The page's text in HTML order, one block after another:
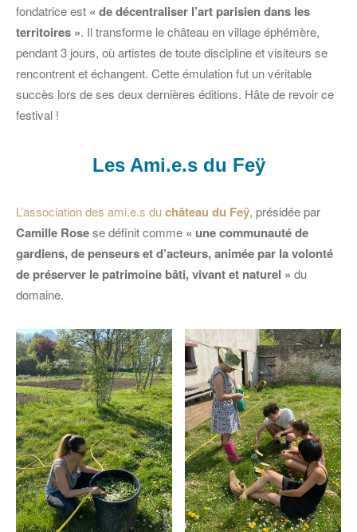
fondatrice est « de décentraliser l’art parisien dans les
territoires ». Il transforme le château en village éphémère,
pendant 3 jours, où artistes de toute discipline et visiteurs se
rencontrent et échangent. Cette émulation fut un véritable
succès lors de ses deux dernières éditions. Hâte de revoir ce
festival !
Les Ami.e.s du Feÿ
L’association des ami.e.s duchâteau du Feÿ, présidée par
Camille Rosese définit comme « une communauté de
gardiens, de penseurs et d’acteurs, animée par la volonté
de préserver le patrimoine bâti, vivant et naturel » du
domaine.